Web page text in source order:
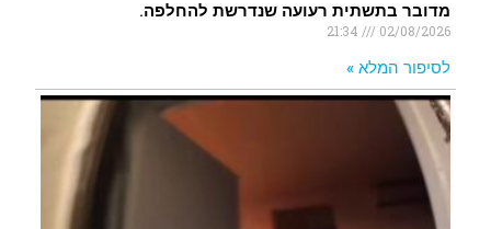
מדובר בתשתית רעועה שנדרשת להחלפה.
02/08/2026
לסיפור המלא »